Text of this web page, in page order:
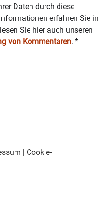
Daten durch diese
erfahren Sie in
Sie hier auch unseren
von Kommentaren. *
| Cookie-